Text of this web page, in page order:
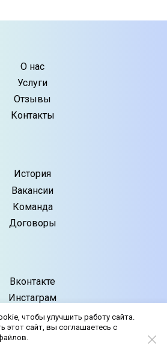
О нас
Услуги
Отзывы
Контакты
История
Вакансии
Команда
Договоры
Вконтакте
Инстаграм
Телеграм
Ватсап
чтобы улучшить работу сайта.
этот сайт, вы соглашаетесь с